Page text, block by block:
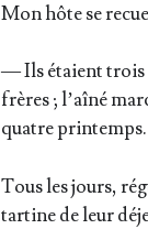
Mon hôte se
— Ils étaient trois
frères ; l’aî­né
quatre printemps.
Tous les jours,
tar­tine de leur